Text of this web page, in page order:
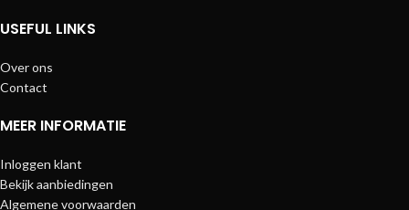
USEFUL LINKS
Over ons
Contact
MEER INFORMATIE
Inloggen klant
Bekijk aanbiedingen
Algemene voorwaarden